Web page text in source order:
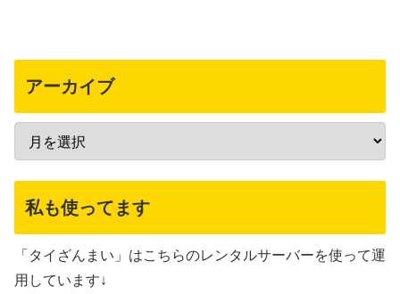
アーカイブ
私も使ってます
「タイざんまい」はこちらのレンタルサーバーを使って運
用しています↓